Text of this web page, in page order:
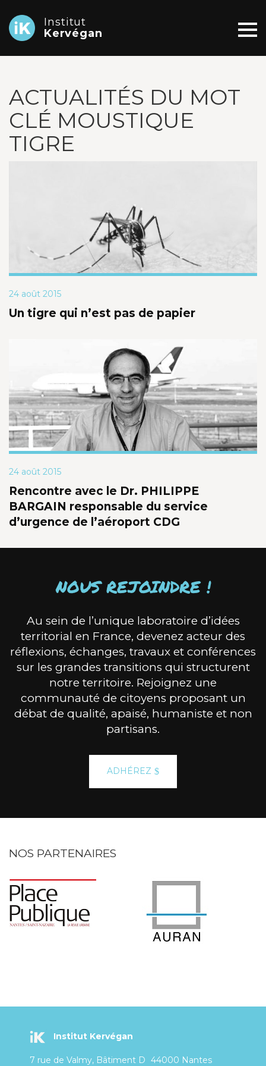
Institut
Kervégan
ACTUALITÉS DU MOT
CLÉ MOUSTIQUE
TIGRE
24 août 2015
Un tigre qui n’est pas de papier
24 août 2015
Rencontre avec le Dr. PHILIPPE
BARGAIN responsable du service
d’urgence de l’aéroport CDG
NOUS REJOINDRE !
Au sein de l’unique laboratoire d’idées
territorial en France, devenez acteur des
réflexions, échanges, travaux et conférences
sur les grandes transitions qui structurent
notre territoire. Rejoignez une
communauté de citoyens proposant un
débat de qualité, apaisé, humaniste et non
partisans.
ADHÉREZ
NOS PARTENAIRES
Institut Kervégan
7 rue de Valmy, Bâtiment D 44000 Nantes